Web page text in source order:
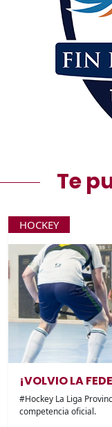
Te
HOCKEY
¡VOLVIO LA
#Hockey La Liga
competencia oficial.